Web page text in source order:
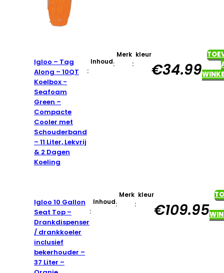
Igloo – Tag
Along – 10QT
Koelbox -
Seafoam
Green –
Compacte
Cooler met
Schouderband
– 11 Liter, Lekvrij
& 2 Dagen
Koeling
Inhoud
:
Merk
:
kleur
:
€34.99
Igloo 10 Gallon
Seat Top –
Drankdispenser
/ drankkoeler
inclusief
bekerhouder –
37 Liter –
Inhoud
:
Merk
:
kleur
:
€109.95